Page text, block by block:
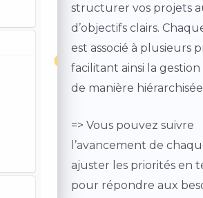
structurer vos projets
d’objectifs clairs.
est associé à plusieurs
facilitant ainsi la
de manière
=> Vous pouvez suivre
l’avancement de
ajuster les priorités en
pour répondre aux